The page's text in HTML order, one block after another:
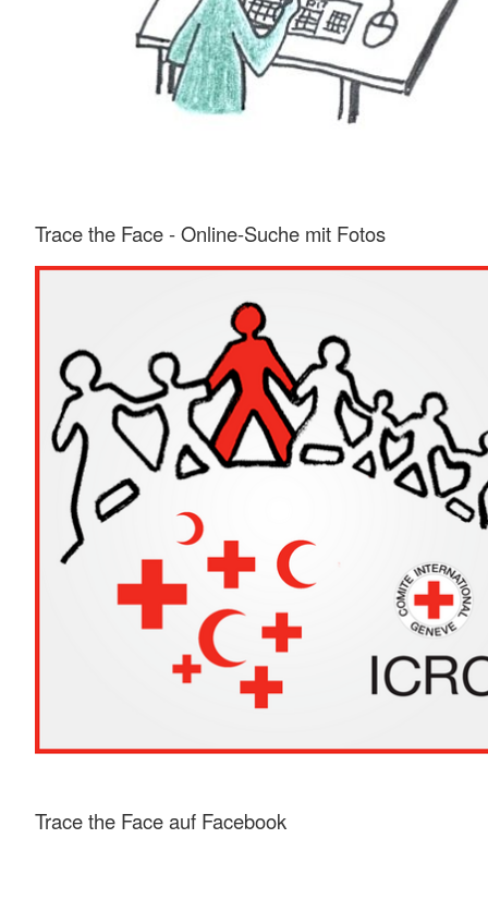
Trace the Face - Online-Suche mit Fotos
Trace the Face auf Facebook